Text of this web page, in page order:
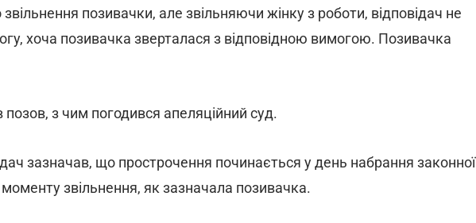
позивачки, але звільняючи жінку з роботи, відповідач не
хоча позивачка зверталася з відповідною вимогою. Позивачка
з чим погодився апеляційний суд.
зазначав, що прострочення починається у день набрання законної
звільнення, як зазначала позивачка.